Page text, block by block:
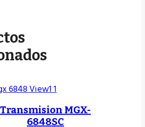
Transmision MGX-
6848SC